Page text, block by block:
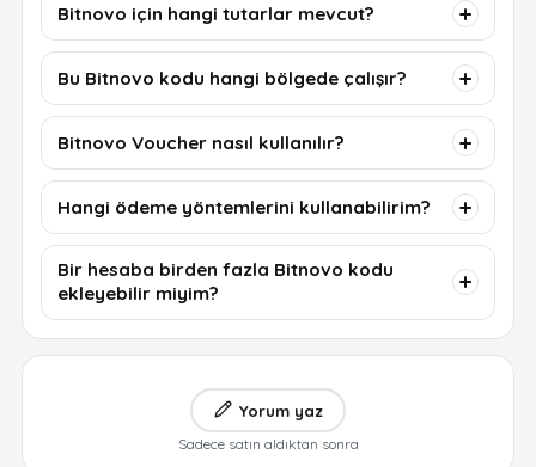
Bitnovo için hangi tutarlar mevcut?
Bu Bitnovo kodu hangi bölgede çalışır?
Bitnovo Voucher nasıl kullanılır?
Hangi ödeme yöntemlerini kullanabilirim?
Bir hesaba birden fazla Bitnovo kodu
ekleyebilir miyim?
Yorum yaz
Sadece satın aldıktan sonra